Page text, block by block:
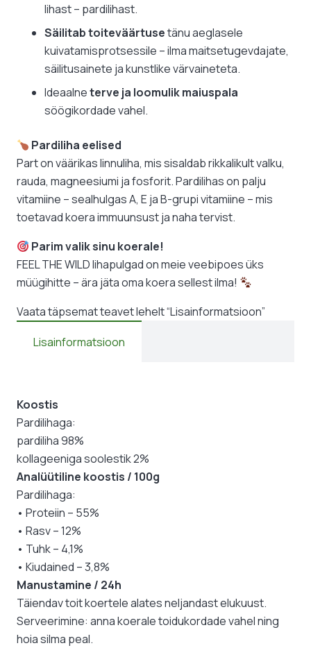
lihast – pardilihast.
Säilitab toiteväärtusetänu aeglasele
kuivatamisprotsessile – ilma maitsetugevdajate,
säilitusainete ja kunstlike värvaineteta.
Ideaalneterve ja loomulik maiuspala
söögikordade vahel.
Pardiliha eelised
Part on väärikas linnuliha, mis sisaldab rikkalikult valku,
rauda, magneesiumi ja fosforit. Pardilihas on palju
vitamiine – sealhulgas A, E ja B-grupi vitamiine – mis
toetavad koera immuunsust ja naha tervist.
Parim valik sinu koerale!
FEEL THE WILD lihapulgad on meie veebipoes üks
müügihitte – ära jäta oma koera sellest ilma!
Vaata täpsemat teavet lehelt “Lisainformatsioon”
Lisainformatsioon
Koostis
Pardilihaga:
pardiliha 98%
kollageeniga soolestik 2%
Analüütiline koostis / 100g
Pardilihaga:
• Proteiin – 55%
• Rasv – 12%
• Tuhk – 4,1%
• Kiudained – 3,8%
Manustamine / 24h
Täiendav toit koertele alates neljandast elukuust.
Serveerimine: anna koerale toidukordade vahel ning
hoia silma peal.